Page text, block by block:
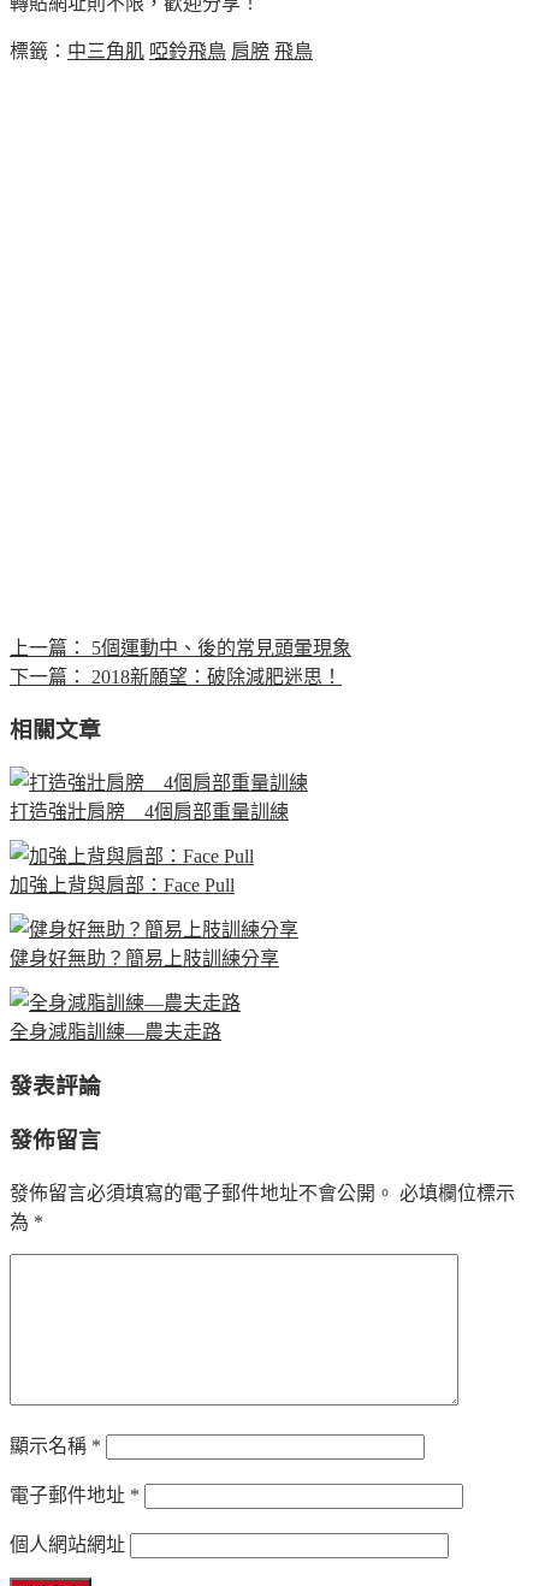
標籤： 中三角肌 啞鈴飛鳥 肩膀 飛鳥
上一篇：
5個運動中、後的常見頭暈現象
下一篇：
2018新願望：破除減肥迷思！
相關文章
打造強壯肩膀 4個肩部重量訓練
加強上背與肩部：Face Pull
健身好無助？簡易上肢訓練分享
全身減脂訓練—農夫走路
發表評論
發佈留言
發佈留言必須填寫的電子郵件地址不會公開。 必填欄位標示
為 *
顯示名稱 *
電子郵件地址 *
個人網站網址